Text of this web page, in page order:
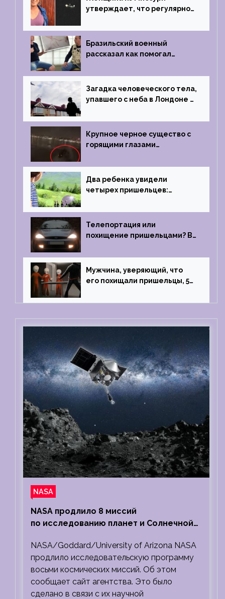
утверждает, что регулярно
инопланетянами
Бразильский военный
рассказал как помогал
1996 году
Загадка человеческого тела,
упавшего с неба в Лондоне в
Крупное черное существо с
горящими глазами
Два ребенка увидели
четырех пришельцев:
1967 году
Телепортация или
похищение пришельцами? В
случай произошел с семьей
из Аргентины
Мужчина, уверяющий, что
его похищали пришельцы, 5
тест на детекторе лжи
NASA
NASA продлило 8 миссий
по исследованию планет и Солнечной
NASA/Goddard/University of Arizona NASA
продлило исследовательскую программу
восьми космических миссий. Об этом
сообщает сайт агентства. Это было
сделано в связи с их научной